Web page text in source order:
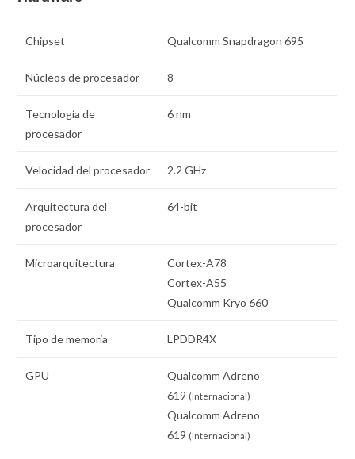
Chipset Qualcomm Snapdragon 695
Núcleos de procesador 8
Tecnología de
procesador
6 nm
Velocidad del procesador 2.2 GHz
Arquitectura del
procesador
64-bit
Microarquitectura
Cortex-A78
Cortex-A55
Qualcomm Kryo 660
Tipo de memoria LPDDR4X
GPU
Qualcomm Adreno
619 (Internacional)
Qualcomm Adreno
619 (Internacional)